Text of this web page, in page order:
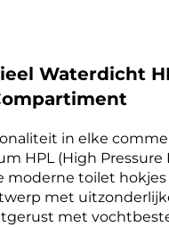
Waterdicht
in elke
HPL (High Pressure
moderne toilet hokjes
met
met